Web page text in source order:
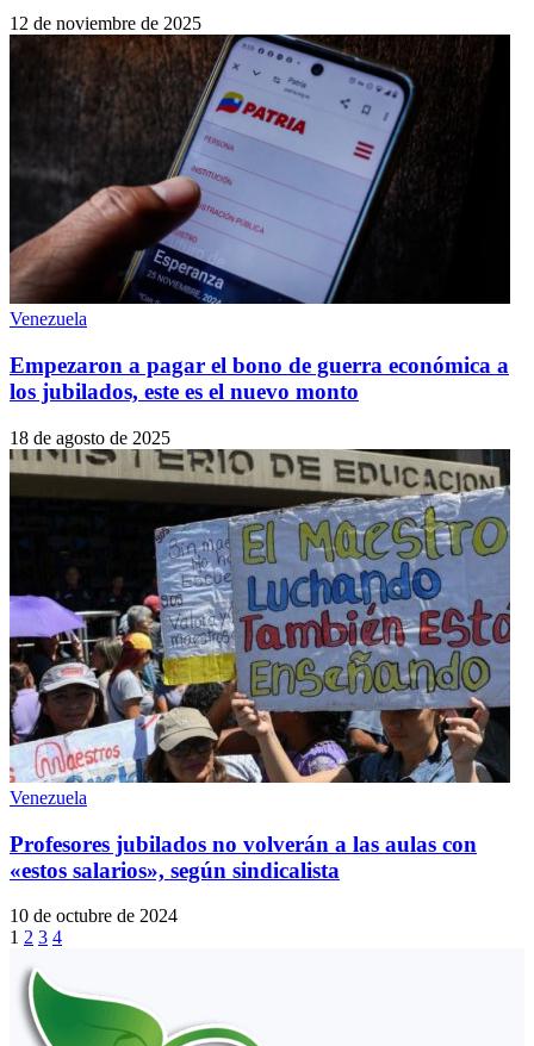
12 de noviembre de 2025
Venezuela
Empezaron a pagar el bono de guerra económica a
los jubilados, este es el nuevo monto
18 de agosto de 2025
Venezuela
Profesores jubilados no volverán a las aulas con
«estos salarios», según sindicalista
10 de octubre de 2024
1 2 3 4